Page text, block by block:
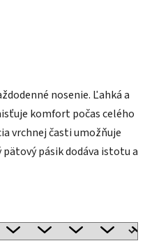
nosenie. Ľahká a
komfort počas celého
vrchnej časti umožňuje
pásik dodáva istotu a